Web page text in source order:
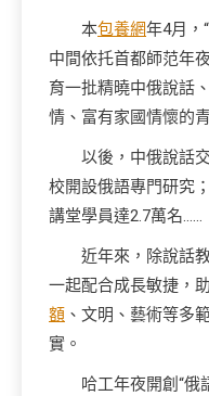
本包養網年4月，
中間依托首都師范年
育一批精曉中俄說話
情、富有家國情懷的
以後，中俄說話
校開設俄語專門研究
講堂學員達2.7萬名……
近年來，除說話
一起配合成長敏捷，
額 、文明、藝術等多
實。
哈工年夜開創“俄